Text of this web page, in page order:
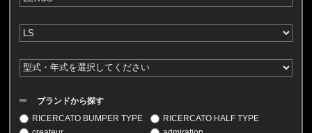
ブランドから探す
RICERCATO BUMPER TYPE
RICERCATO HALF TYPE